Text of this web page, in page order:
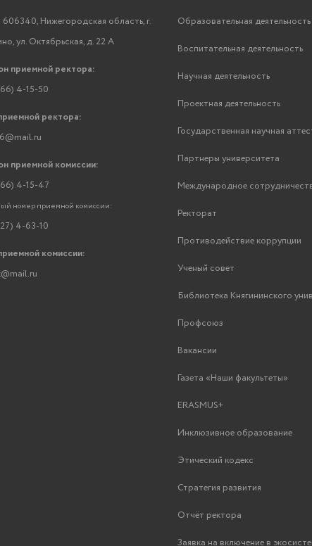
606340, Нижегородская область, г.
ул. Октябрьская, д. 22 А
приемной ректора:
4-15-50
ректора:
приемной комиссии:
4-15-47
номер приемной комиссии:
4-63-10
комиссии:
Образовательная деятельность
Воспитательная деятельность
Научная деятельность
Проектная деятельность
Государственная научная
Партнеры университета
Международное
Ректорат
Противодействие коррупции
Ученый совет
Библиотека Княгининского
Профсоюз
Вакансии
Газета «Наши факультеты»
ERASMUS+
Инклюзивное образование
Этический кодекс
Стратегия развития
Отчёт ректора
Заявка на включение в